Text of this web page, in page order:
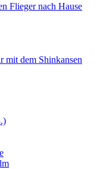
Flieger nach Hause
mit dem Shinkansen